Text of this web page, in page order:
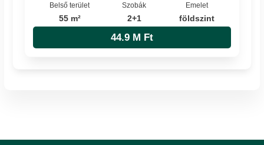
Belső terület
55 m²
Szobák
2+1
Emelet
földszint
44.9 M Ft